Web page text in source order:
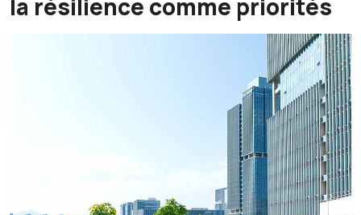
la résilience comme priorités